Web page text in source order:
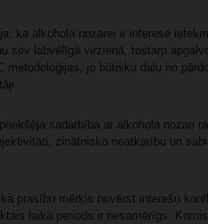
ka alkohola nozarei ir interese
sev labvēlīgā virzienā, tostarp
metodoloģijas, jo būtisku daļu no
sadarbība ar alkohola nozari
zinātnisko neatkarību un
prasību mērķis novērst interešu
laika periods ir nesamērīgs.